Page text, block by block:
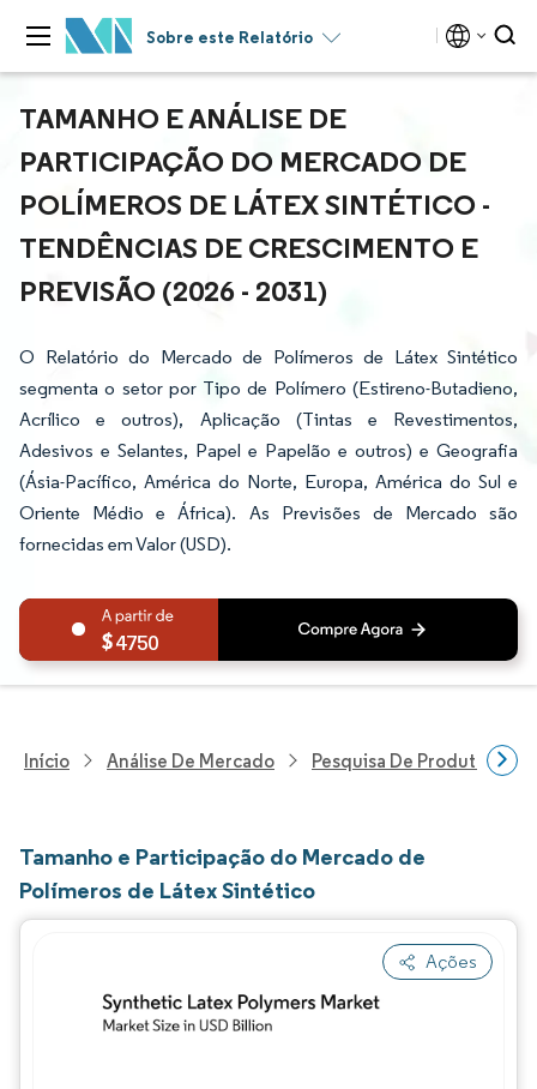
Sobre este Relatório
TAMANHO E ANÁLISE DE
PARTICIPAÇÃO DO MERCADO DE
POLÍMEROS DE LÁTEX SINTÉTICO -
TENDÊNCIAS DE CRESCIMENTO E
PREVISÃO (2026 - 2031)
O Relatório do Mercado de Polímeros de Látex Sintético
segmenta o setor por Tipo de Polímero (Estireno-Butadieno,
Acrílico e outros), Aplicação (Tintas e Revestimentos,
Adesivos e Selantes, Papel e Papelão e outros) e Geografia
(Ásia-Pacífico, América do Norte, Europa, América do Sul e
Oriente Médio e África). As Previsões de Mercado são
fornecidas em Valor (USD).
4750
Início Análise De Mercado Pesquisa De Produtos
Tamanho e Participação do Mercado de
Polímeros de Látex Sintético
Ações